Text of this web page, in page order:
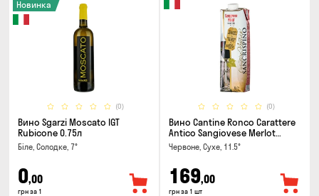
(0)
Новинка
Вино Sgarzi Moscato IGT
Rubicone 0.75л
Біле, Солодке, 7°
0,00
грн за 1
(0)
Вино Cantine Ronco Carattere
Antico Sangiovese Merlot
Rubicone IGT 1л
Червоне, Сухе, 11.5°
169,00
грн за 1 шт